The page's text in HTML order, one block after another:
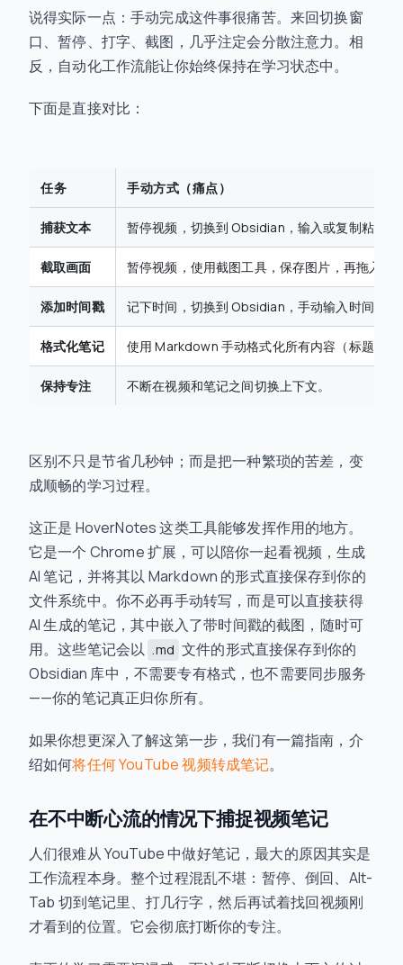
说得实际一点：手动完成这件事很痛苦。来回切换窗
口、暂停、打字、截图，几乎注定会分散注意力。相
反，自动化工作流能让你始终保持在学习状态中。
下面是直接对比：
任务 手动方式（痛点）
捕获文本 暂停视频，切换到 Obsidian，输入或复制粘贴转
截取画面 暂停视频，使用截图工具，保存图片，再拖入
添加时间戳 记下时间，切换到 Obsidian，手动输入时间戳。
格式化笔记 使用 Markdown 手动格式化所有内容（标题、
保持专注 不断在视频和笔记之间切换上下文。
区别不只是节省几秒钟；而是把一种繁琐的苦差，变
成顺畅的学习过程。
这正是 HoverNotes 这类工具能够发挥作用的地方。
它是一个 Chrome 扩展，可以陪你一起看视频，生成
AI 笔记，并将其以 Markdown 的形式直接保存到你的
文件系统中。你不必再手动转写，而是可以直接获得
AI 生成的笔记，其中嵌入了带时间戳的截图，随时可
用。这些笔记会以 .md 文件的形式直接保存到你的
Obsidian 库中，不需要专有格式，也不需要同步服务
——你的笔记真正归你所有。
如果你想更深入了解这第一步，我们有一篇指南，介
绍如何将任何 YouTube 视频转成笔记。
在不中断心流的情况下捕捉视频笔记
人们很难从 YouTube 中做好笔记，最大的原因其实是
工作流程本身。整个过程混乱不堪：暂停、倒回、Alt-
Tab 切到笔记里、打几行字，然后再试着找回视频刚
才看到的位置。它会彻底打断你的专注。